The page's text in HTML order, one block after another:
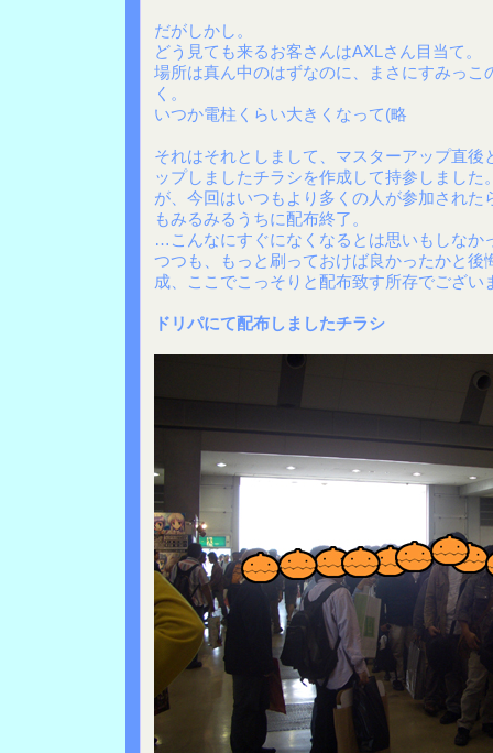
だがしかし。
どう見ても来るお客さんはAXLさん目当て。
場所は真ん中のはずなのに、まさにすみっこ
く。
いつか電柱くらい大きくなって(略
それはそれとしまして、マスターアップ直後
ップしましたチラシを作成して持参しました
が、今回はいつもより多くの人が参加された
もみるみるうちに配布終了。
…こんなにすぐになくなるとは思いもしなか
つつも、もっと刷っておけば良かったかと後
成、ここでこっそりと配布致す所存でござい
ドリパにて配布しましたチラシ